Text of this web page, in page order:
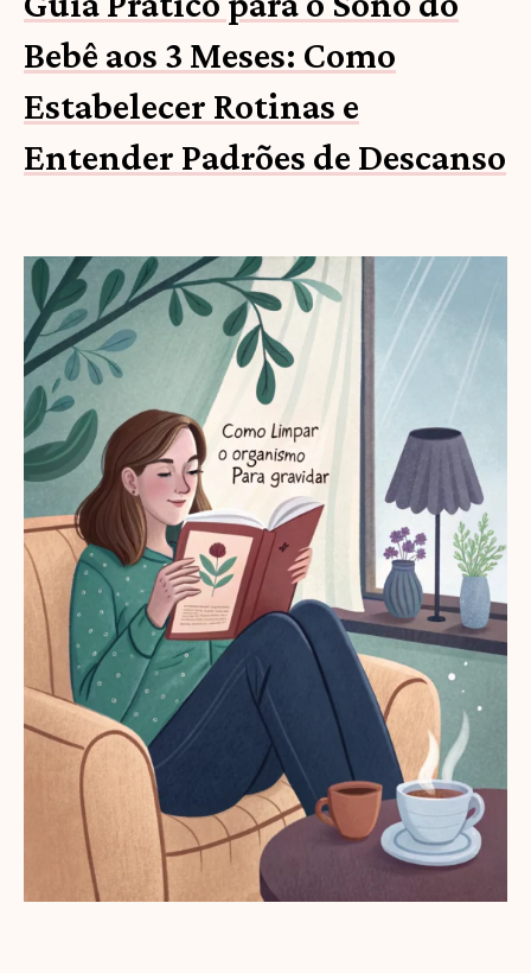
Bebê aos 3 Meses: Como
Estabelecer Rotinas e
Entender Padrões de Descanso